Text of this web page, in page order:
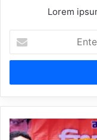
Lorem
your
Email